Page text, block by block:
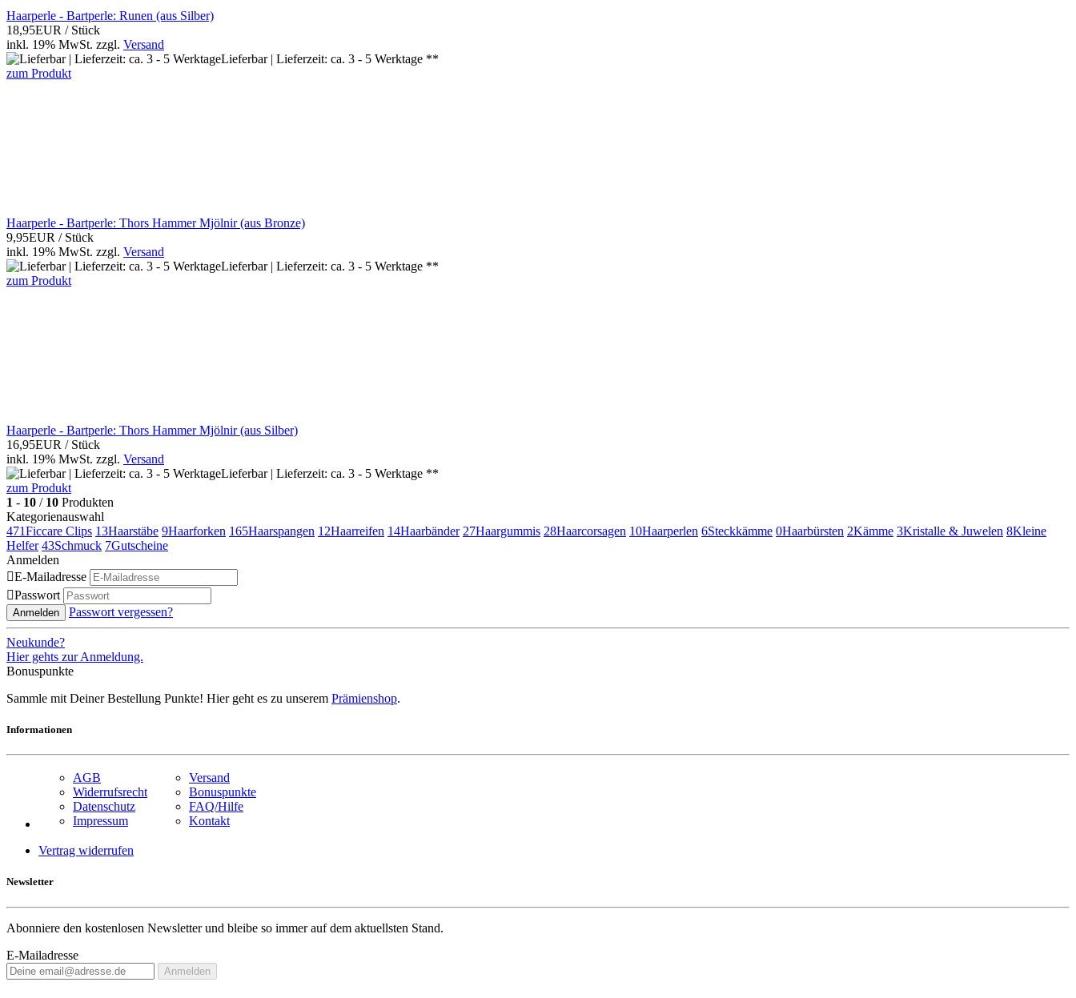
Haarperle - Bartperle: Runen (aus Silber)
18,95EUR / Stück
inkl. 19% MwSt. zzgl. Versand
Lieferbar | Lieferzeit: ca. 3 - 5 Werktage **
zum Produkt
Haarperle - Bartperle: Thors Hammer Mjölnir (aus Bronze)
9,95EUR / Stück
inkl. 19% MwSt. zzgl. Versand
Lieferbar | Lieferzeit: ca. 3 - 5 Werktage **
zum Produkt
Haarperle - Bartperle: Thors Hammer Mjölnir (aus Silber)
16,95EUR / Stück
inkl. 19% MwSt. zzgl. Versand
Lieferbar | Lieferzeit: ca. 3 - 5 Werktage **
zum Produkt
1 - 10 / 10 Produkten
Kategorienauswahl
471Ficcare Clips 13Haarstäbe 9Haarforken 165Haarspangen 12Haarreifen 14Haarbänder 27Haargummis 28Haarcorsagen 10Haarperlen 6Steckkämme 0Haarbürsten 2Kämme 3Kristalle & Juwelen 8Kleine
Helfer 43Schmuck 7Gutscheine
Anmelden
E-Mailadresse
Passwort
Anmelden Passwort vergessen?
Neukunde?
Hier gehts zur Anmeldung.
Bonuspunkte
Sammle mit Deiner Bestellung Punkte! Hier geht es zu unserem Prämienshop.
Informationen
AGB
Widerrufsrecht
Datenschutz
Impressum
Versand
Bonuspunkte
FAQ/Hilfe
Kontakt
Vertrag widerrufen
Newsletter
Abonniere den kostenlosen Newsletter und bleibe so immer auf dem aktuellsten Stand.
E-Mailadresse
Anmelden